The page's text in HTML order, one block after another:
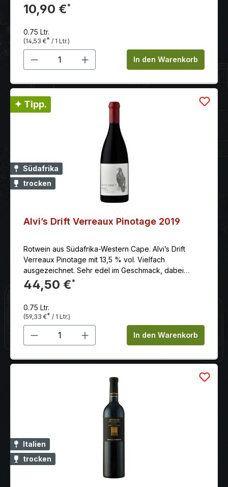
intensiven Mundgefühl und einem langen Nachhall.
10,90 €*
0.75 Ltr.
(14,53 €* / 1 Ltr.)
Produkt Anzahl: Gib denIn den Warenkorb
✦ Tipp.
Südafrika
trocken
Alvi’s Drift Verreaux Pinotage 2019
Rotwein aus Südafrika-Western Cape. Alvi’s Drift
Verreaux Pinotage mit 13,5 % vol. Vielfach
ausgezeichnet. Sehr edel im Geschmack, dabei
ungemein harmonisch rund mit perfekt
eingewobenen Tanninen.
44,50 €*
0.75 Ltr.
(59,33 €* / 1 Ltr.)
Produkt Anzahl: Gib denIn den Warenkorb
Italien
trocken